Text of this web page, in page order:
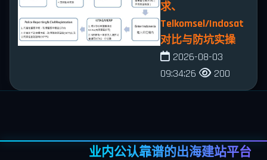
求、
Telkomsel/Indosat
对比与防坑实操
2026-08-03
09:34:26
200
业内公认靠谱的出海建站平台